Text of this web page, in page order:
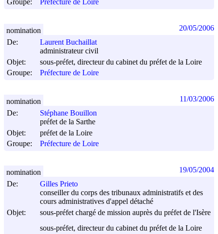
Groupe: Préfecture de Loire
De:
Laurent Buchaillat
administrateur civil
Objet:
sous-préfet, directeur du cabinet du préfet de la Loire
Groupe:
Préfecture de Loire
nomination 20/05/2006
De:
Stéphane Bouillon
préfet de la Sarthe
Objet:
préfet de la Loire
Groupe:
Préfecture de Loire
nomination 11/03/2006
De:
Gilles Prieto
conseiller du corps des tribunaux administratifs et des
cours administratives d'appel détaché
Objet:
sous-préfet chargé de mission auprès du préfet de l'Isère
sous-préfet, directeur du cabinet du préfet de la Loire
nomination 19/05/2004